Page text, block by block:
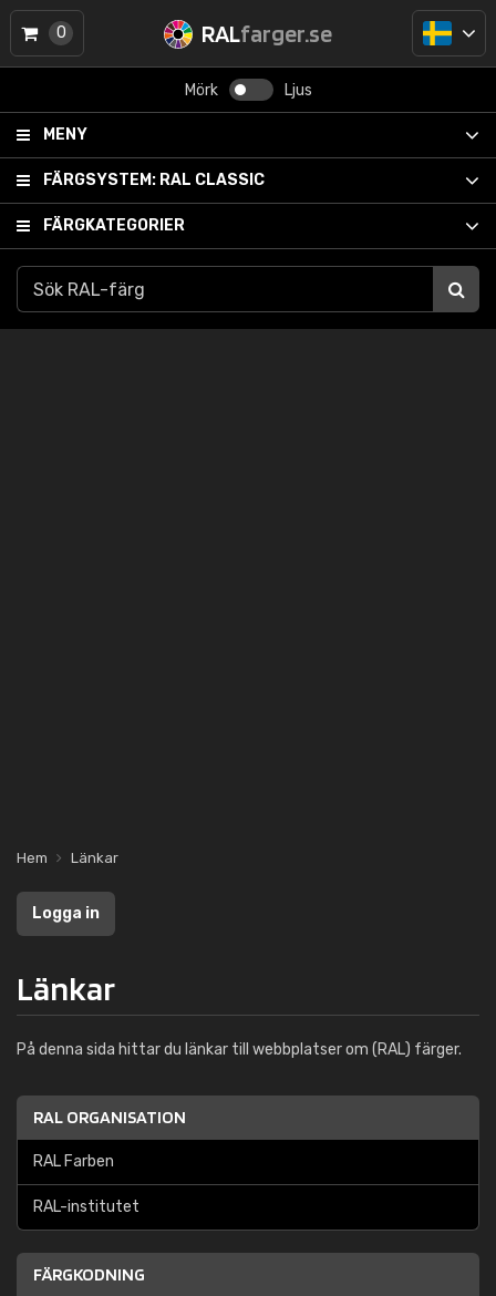
RALfarger.se
Mörk Ljus
MENY
FÄRGSYSTEM: RAL CLASSIC
FÄRGKATEGORIER
0
Hem Länkar
Logga in
Länkar
På denna sida hittar du länkar till webbplatser om (RAL) färger.
RAL ORGANISATION
RAL Farben
RAL-institutet
FÄRGKODNING